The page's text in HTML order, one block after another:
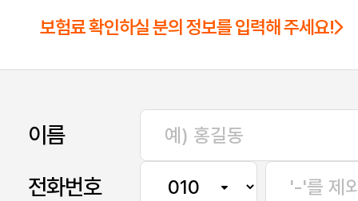
보험료 확인하실 분의 정보를 입력해 주세요!
이름
전화번호